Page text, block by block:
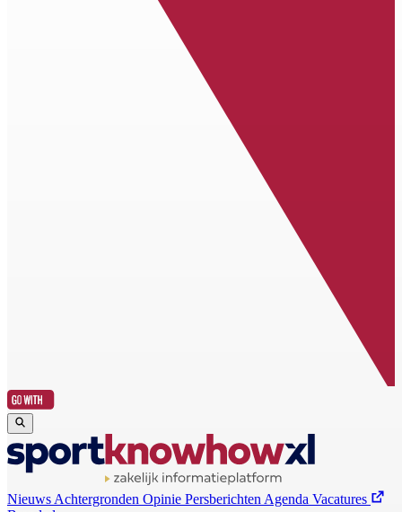
Nieuws Achtergronden Opinie Persberichten Agenda Vacatures